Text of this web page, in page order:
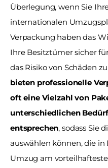
Überlegung, wenn Sie
internationalen
Verpackung haben das
Ihre Besitztümer sicher
bieten professionelle
oft eine Vielzahl von
unterschiedlichen
entsprechen, sodass Sie
auswählen können, die
Umzug am